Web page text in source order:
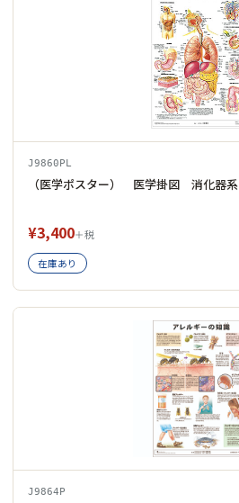
J9860PL
（医学ポスター） 医学掛図 消化器系
¥3,400＋税
在庫あり
J9864P